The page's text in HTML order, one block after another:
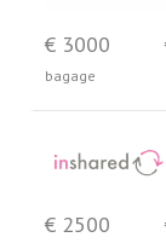
€ 3000
bagage
€ 2500